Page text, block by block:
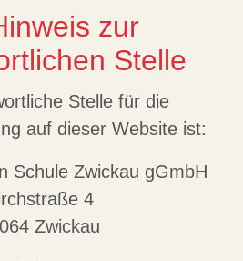
zur
Stelle
Stelle für die
auf dieser Website ist:
Schule Zwickau gGmbH
4
Zwickau